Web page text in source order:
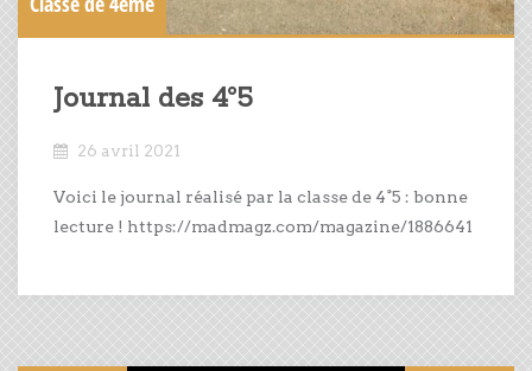
Journal des 4°5
26 avril 2021
Voici le journal réalisé par la classe de 4°5 : bonne
lecture ! https://madmagz.com/magazine/1886641